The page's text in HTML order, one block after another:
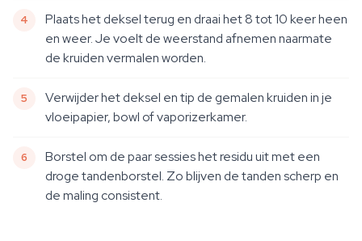
Plaats het deksel terug en draai het 8 tot 10 keer heen
en weer. Je voelt de weerstand afnemen naarmate
de kruiden vermalen worden.
Verwijder het deksel en tip de gemalen kruiden in je
vloeipapier, bowl of vaporizerkamer.
Borstel om de paar sessies het residu uit met een
droge tandenborstel. Zo blijven de tanden scherp en
de maling consistent.